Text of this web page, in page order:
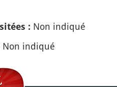
: Non indiqué
Non indiqué